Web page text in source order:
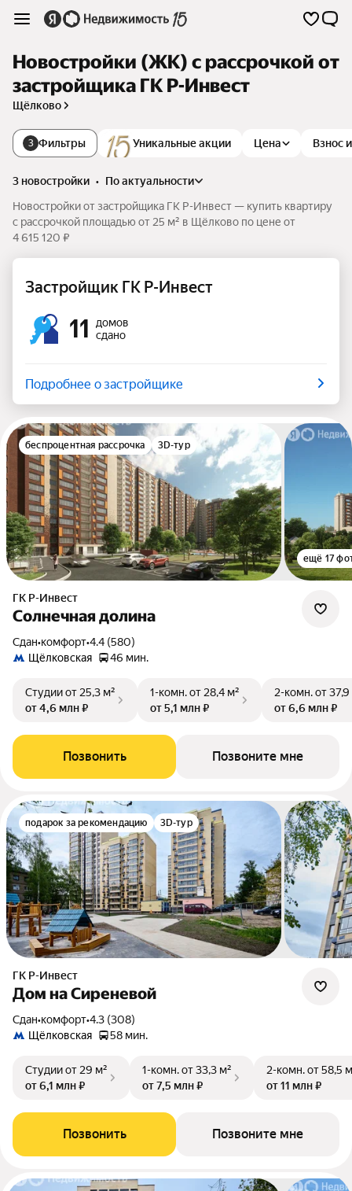
Новостройки (ЖК) с рассрочкой от
застройщика ГК Р-Инвест
Щёлково
3 Фильтры Уникальные акции Цена Взнос
3 новостройки •
по актуальности
Новостройки от застройщика ГК Р-Инвест — купить квартиру
с рассрочкой площадью от 25 м² в Щёлково по цене от
4 615 120 ₽
Застройщик ГК Р-Инвест
11
домов
сдано
Подробнее о застройщике
беспроцентная рассрочка 3D-тур
ещё 17
ГК Р-Инвест
Солнечная долина
Сдан•комфорт•4.4 (580)
Щёлковская
46 мин.
Студииот 25,3 м²
от 4,6 млн ₽
1-комн.от 28,4 м²
от 5,1 млн ₽
2-комн.от
от 6,6 млн ₽
Позвонить Позвоните мне
подарок за рекомендацию 3D-тур
ГК Р-Инвест
Дом на Сиреневой
Сдан•комфорт•4.3 (308)
Щёлковская
58 мин.
Студииот 29 м²
от 6,1 млн ₽
1-комн.от 33,3 м²
от 7,5 млн ₽
2-комн.от 58,5
от 11 млн ₽
Позвонить Позвоните мне